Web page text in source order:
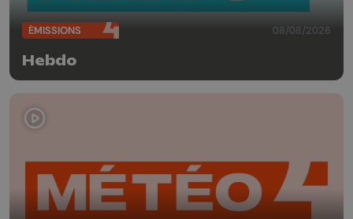
ÉMISSIONS 08/08/2026
Hebdo